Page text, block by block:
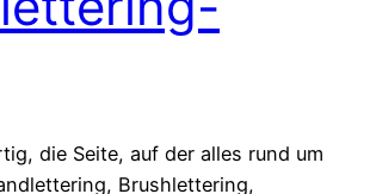
die Seite, auf der alles rund um
Brushlettering,